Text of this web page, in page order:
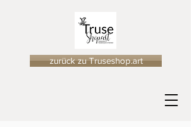
zurück zu Truseshop.art